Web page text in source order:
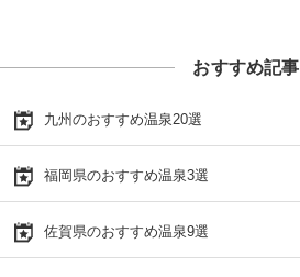
おすすめ記事
九州のおすすめ温泉20選
福岡県のおすすめ温泉3選
佐賀県のおすすめ温泉9選